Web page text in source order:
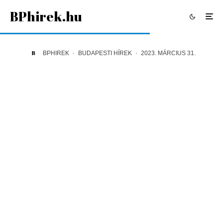
BPhirek.hu
BPHIREK · BUDAPESTI HÍREK · 2023. MÁRCIUS 31.